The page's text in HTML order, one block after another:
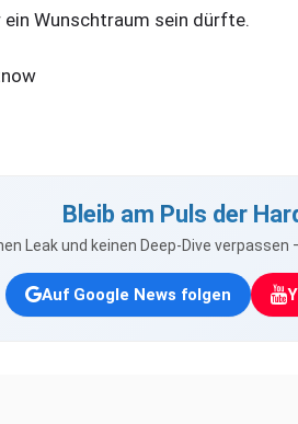
Wunschtraum sein dürfte.
Bleib am Puls der
Leak und keinen Deep-Dive
Auf Google News folgen